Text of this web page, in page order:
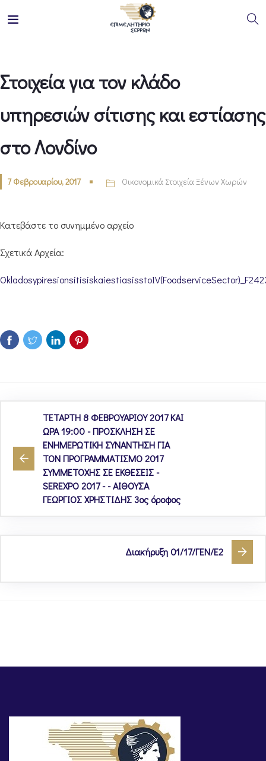
Στοιχεία για τον κλάδο
υπηρεσιών σίτισης και εστίασης
στο Λονδίνο
7 Φεβρουαρίου, 2017 Οικονομικά Στοιχεία Ξένων Χωρών
Κατεβάστε το συνημμένο αρχείο
Σχετικά Αρχεία:
ΤΕΤΑΡΤΗ 8 ΦΕΒΡΟΥΑΡΙΟΥ 2017 ΚΑΙ
ΩΡΑ 19:00 - ΠΡΟΣΚΛΗΣΗ ΣΕ
ΕΝΗΜΕΡΩΤΙΚΗ ΣΥΝΑΝΤΗΣΗ ΓΙΑ
TON ΠΡΟΓΡΑΜΜΑΤΙΣΜΟ 2017
ΣΥΜΜΕΤΟΧΗΣ ΣΕ ΕΚΘΕΣΕΙΣ -
SEREXPO 2017 - - ΑΙΘΟΥΣΑ
ΓΕΩΡΓΙΟΣ ΧΡΗΣΤΙΔΗΣ 3ος όροφος
Διακήρυξη 01/17/ΓΕΝ/Ε2